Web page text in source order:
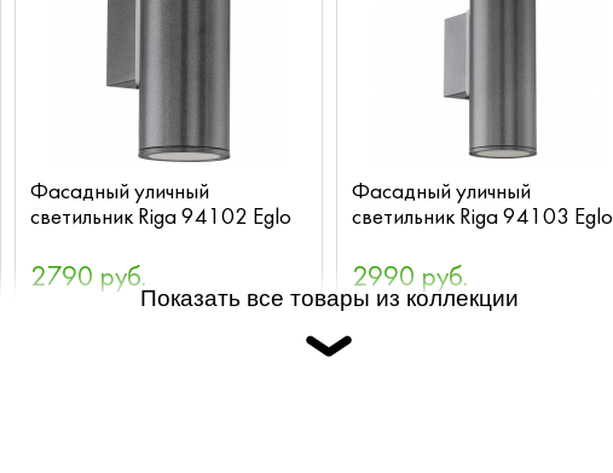
Фасадный уличный
светильник Riga 94102 Eglo
2790 руб.
Фасадный уличный
светильник Riga 94103 Eglo
2990 руб.
Показать все товары из коллекции